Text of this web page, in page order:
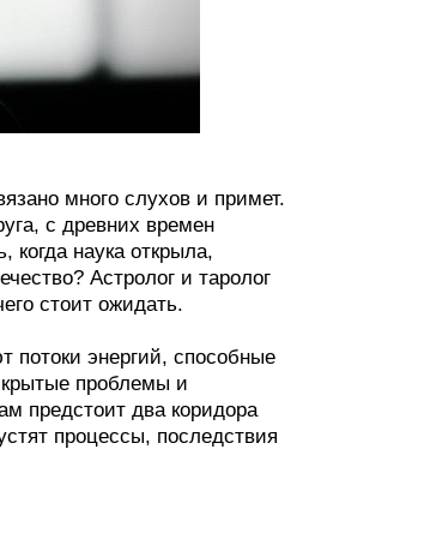
много слухов и примет.
с древних времен
наука открыла,
Астролог и таролог
стоит ожидать.
потоки энергий, способные
проблемы и
предстоит два коридора
процессы, последствия